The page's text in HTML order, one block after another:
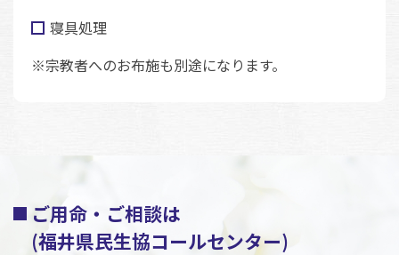
寝具処理
※宗教者へのお布施も別途になります。
ご用命・ご相談は
(福井県民生協コールセンター)